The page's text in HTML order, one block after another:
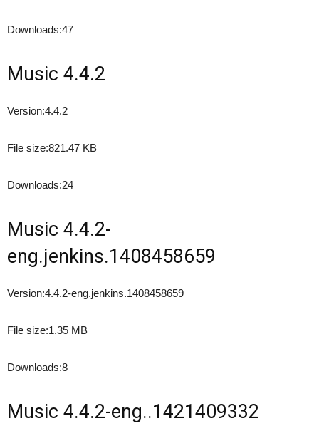
Downloads:47
Music 4.4.2
Version:4.4.2
File size:821.47 KB
Downloads:24
Music 4.4.2-
eng.jenkins.1408458659
Version:4.4.2-eng.jenkins.1408458659
File size:1.35 MB
Downloads:8
Music 4.4.2-eng..1421409332